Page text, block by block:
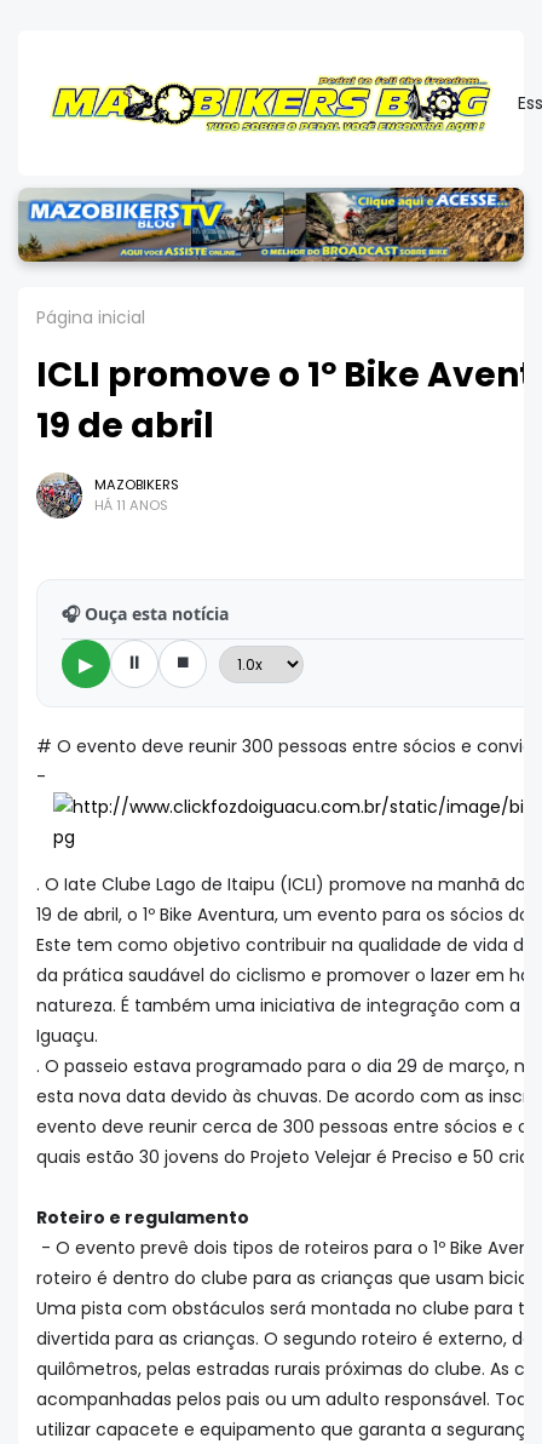
Página inicial
ICLI promove o 1º Bike
19 de abril
MAZOBIKERS
HÁ 11 ANOS
🎧 Ouça esta notícia
▶ ⏸ ⏹
# O evento deve reunir 300 pessoas entre sócios e
-
. O Iate Clube Lago de Itaipu (ICLI) promove na manhã do
19 de abril, o 1º Bike Aventura, um evento para os sócios
Este tem como objetivo contribuir na qualidade de vida
da prática saudável do ciclismo e promover o lazer em
natureza. É também uma iniciativa de integração com a
Iguaçu.
. O passeio estava programado para o dia 29 de março,
esta nova data devido às chuvas. De acordo com as
evento deve reunir cerca de 300 pessoas entre sócios e
quais estão 30 jovens do Projeto Velejar é Preciso e 50
Roteiro e regulamento
- O evento prevê dois tipos de roteiros para o 1º Bike
roteiro é dentro do clube para as crianças que usam
Uma pista com obstáculos será montada no clube para
divertida para as crianças. O segundo roteiro é externo,
quilômetros, pelas estradas rurais próximas do clube. As
acompanhadas pelos pais ou um adulto responsável.
utilizar capacete e equipamento que garanta a segurança